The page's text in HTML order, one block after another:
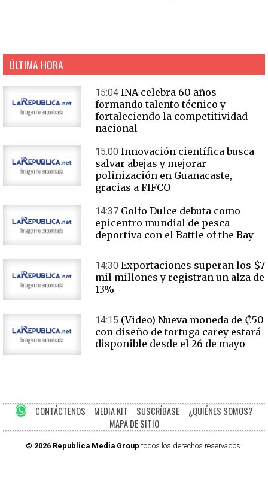
ÚLTIMA HORA
15:04 INA celebra 60 años
formando talento técnico y
fortaleciendo la competitividad
nacional
15:00 Innovación científica busca
salvar abejas y mejorar
polinización en Guanacaste,
gracias a FIFCO
14:37 Golfo Dulce debuta como
epicentro mundial de pesca
deportiva con el Battle of the Bay
14:30 Exportaciones superan los $7
mil millones y registran un alza de
13%
14:15 (Video) Nueva moneda de ₡50
con diseño de tortuga carey estará
disponible desde el 26 de mayo
CONTÁCTENOS MEDIA KIT SUSCRÍBASE
¿QUIÉNES SOMOS?
MAPA DE SITIO
© 2026 Republica Media Group todos los derechos reservados.